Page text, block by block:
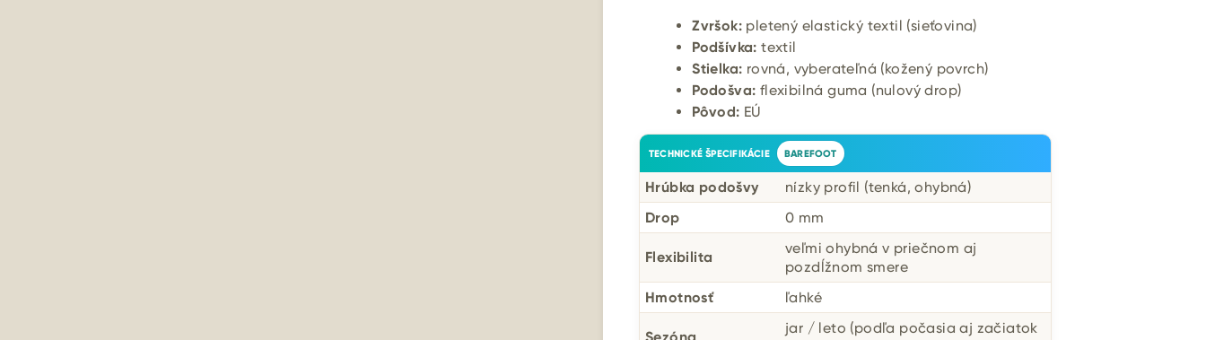
Zvršok: pletený elastický textil (sieťovina)
Podšívka: textil
Stielka: rovná, vyberateľná (kožený povrch)
Podošva: flexibilná guma (nulový drop)
Pôvod: EÚ
TECHNICKÉ ŠPECIFIKÁCIE BAREFOOT
Hrúbka podošvy
nízky profil (tenká, ohybná)
Drop
0 mm
Flexibilita
veľmi ohybná v priečnom aj
pozdĺžnom smere
Hmotnosť
ľahké
jar / leto (podľa počasia aj začiatok